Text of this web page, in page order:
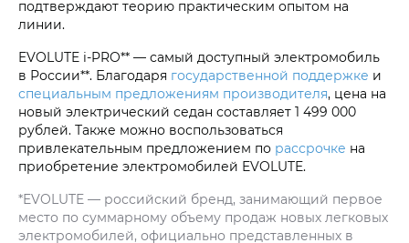
подтверждают теорию практическим опытом на
линии.
EVOLUTE i‑PRO** — самый доступный электромобиль
в России**. Благодаря государственной поддержке и
специальным предложениям производителя, цена на
новый электрический седан составляет 1 499 000
рублей. Также можно воспользоваться
привлекательным предложением по рассрочке на
приобретение электромобилей EVOLUTE.
*EVOLUTE — российский бренд, занимающий первое
место по суммарному объему продаж новых легковых
электромобилей, официально представленных в